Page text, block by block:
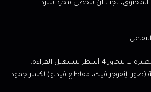
المحتوى، يجب أن تتخطى مجرد سرد
4 أسطر لتسهيل القراءة.
(صور، إنفوجرافيك، مقاطع فيديو) لكسر جمود